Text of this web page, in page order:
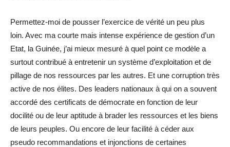
Permettez-moi de pousser l’exercice de vérité un peu plus
loin. Avec ma courte mais intense expérience de gestion d’un
Etat, la Guinée, j’ai mieux mesuré à quel point ce modèle a
surtout contribué à entretenir un système d’exploitation et de
pillage de nos ressources par les autres. Et une corruption très
active de nos élites. Des leaders nationaux à qui on a souvent
accordé des certificats de démocrate en fonction de leur
docilité ou de leur aptitude à brader les ressources et les biens
de leurs peuples. Ou encore de leur facilité à céder aux
pseudo recommandations et injonctions de certaines